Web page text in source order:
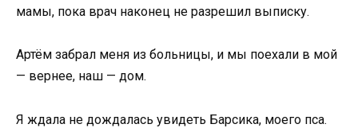
мамы, пока врач наконец не разрешил выписку.
Артём забрал меня из больницы, и мы поехали в мой
— вернее, наш — дом.
Я ждала не дождалась увидеть Барсика, моего пса.